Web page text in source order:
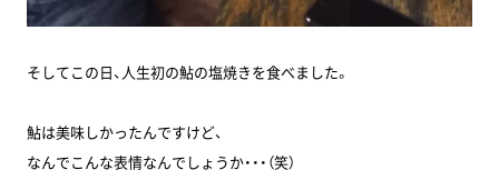
そしてこの日、人生初の鮎の塩焼きを食べました。
鮎は美味しかったんですけど、
なんでこんな表情なんでしょうか・・・（笑）